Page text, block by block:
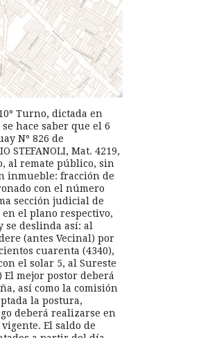
Turno, dictada en
se hace saber que el 6
Nº 826 de
STEFANOLI, Mat. 4219,
al remate público, sin
inmueble: fracción de
con el número
sección judicial de
el plano respectivo,
se deslinda así: al
(antes Vecinal) por
cuarenta (4340),
el solar 5, al Sureste
El mejor postor deberá
así como la comisión
la postura,
deberá realizarse en
El saldo de